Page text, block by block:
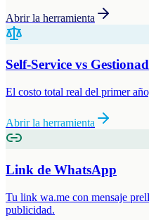
Abrir la herramienta
Self-Service vs
El costo total real del primer
Abrir la herramienta
Link de WhatsApp
Tu link wa.me con mensaje
publicidad.